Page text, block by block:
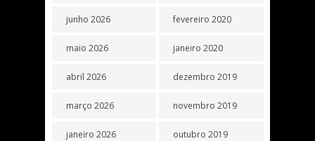
junho 2026
maio 2026
abril 2026
março 2026
janeiro 2026
fevereiro 2020
janeiro 2020
dezembro 2019
novembro 2019
outubro 2019